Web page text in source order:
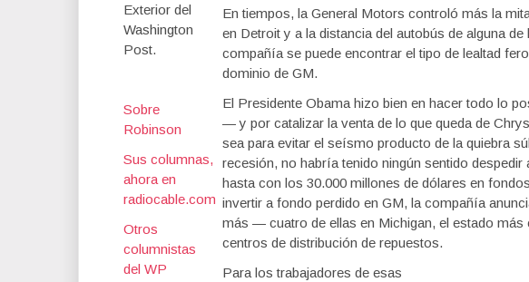
Exterior del
Washington
Post.
Sobre
Robinson
Sus columnas,
ahora en
radiocable.com
Otros
columnistas
del WP
En tiempos, la General Motors controló más la
en Detroit y a la distancia del autobús de alguna
compañía se puede encontrar el tipo de lealtad
dominio de GM.
El Presidente Obama hizo bien en hacer todo lo
— y por catalizar la venta de lo que queda de
sea para evitar el seísmo producto de la quiebra
recesión, no habría tenido ningún sentido
hasta con los 30.000 millones de dólares en
invertir a fondo perdido en GM, la compañía
más — cuatro de ellas en Michigan, el estado
centros de distribución de repuestos.
Para los trabajadores de esas